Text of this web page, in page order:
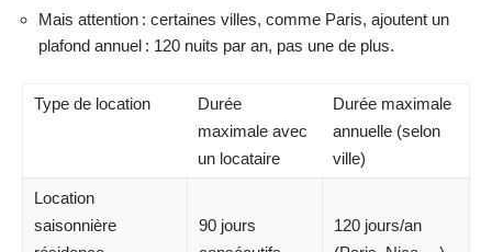
Mais attention : certaines villes, comme Paris, ajoutent un
plafond annuel : 120 nuits par an, pas une de plus.
Type de location
Durée
maximale avec
un locataire
Durée maximale
annuelle (selon
ville)
Location
saisonnière
90 jours
120 jours/an